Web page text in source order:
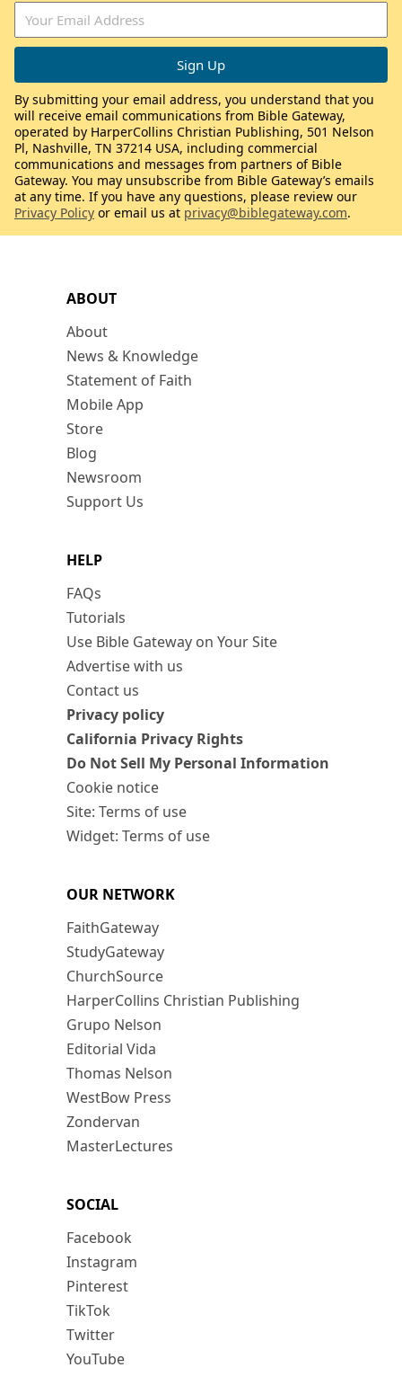
ABOUT
About
News & Knowledge
Statement of Faith
Mobile App
Store
Blog
Newsroom
Support Us
HELP
FAQs
Tutorials
Use Bible Gateway on Your Site
Advertise with us
Contact us
Privacy policy
California Privacy Rights
Do Not Sell My Personal Information
Cookie notice
Site: Terms of use
Widget: Terms of use
OUR NETWORK
FaithGateway
StudyGateway
ChurchSource
HarperCollins Christian Publishing
Grupo Nelson
Editorial Vida
Thomas Nelson
WestBow Press
Zondervan
MasterLectures
SOCIAL
Facebook
Instagram
Pinterest
TikTok
Twitter
YouTube
By submitting your email address, you understand that you
will receive email communications from Bible Gateway,
operated by HarperCollins Christian Publishing, 501 Nelson
Pl, Nashville, TN 37214 USA, including commercial
communications and messages from partners of Bible
Gateway. You may unsubscribe from Bible Gateway’s emails
at any time. If you have any questions, please review our
Privacy Policy or email us at privacy@biblegateway.com.